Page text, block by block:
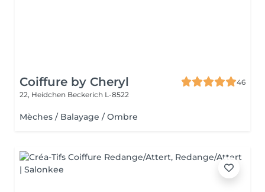
Coiffure by Cheryl
46
22, Heidchen Beckerich L-8522
Mèches / Balayage / Ombre